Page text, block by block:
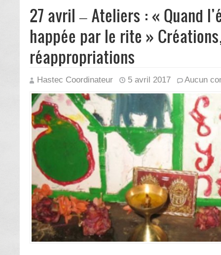
27 avril – Ateliers : « Quand
happée par le rite »
réappropriations
Hastec Coordinateur 5 avril 2017 Aucun